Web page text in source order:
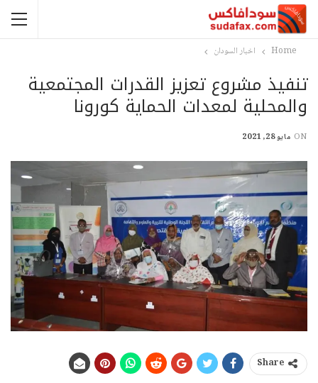
Home اخبار السودان
تنفيذ مشروع تعزيز القدرات المجتمعية
والمحلية لمعدات الحماية كورونا
ON مايو 28, 2021
Share